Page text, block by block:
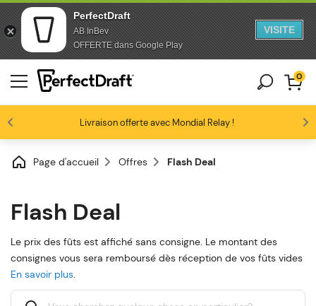
PerfectDraft
AB InBev
OFFERTE dans Google Play
VISITE
Passer au contenu
Passer en bas de page
Livraison offerte avec Mondial Relay !
Profitez de -10% dès 3 fûts unitaires
Les amateurs de bière nous adorent
0
Page d'accueil Offres Flash Deal
Flash Deal
Le prix des fûts est affiché sans consigne. Le montant des
consignes vous sera remboursé dès réception de vos fûts vides
En savoir plus.